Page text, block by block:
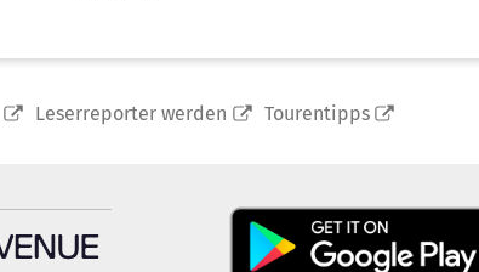
Leserreporter werden Tourentipps